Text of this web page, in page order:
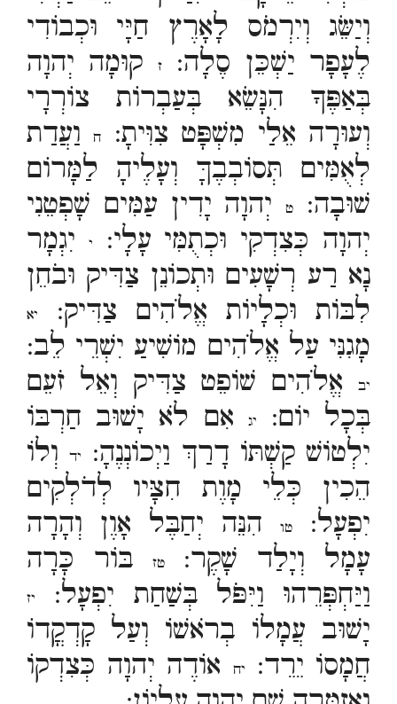
וְיַשֵּׂג וְיִרְמֹס לָאָרֶץ חַיָּי וּכְבוֹדִי
לֶעָפָר יַשְׁכֵּן סֶלָה:ז
קוּמָה יְהוָה
בְּאַפֶּךָ הִנָּשֵׂא בְּעַבְרוֹת צוֹרְרָי
וְעוּרָה אֵלַי מִשְׁפָּט צִוִּיתָ:
חוַעֲדַת
לְאֻמִּים תְּסוֹבְבֶךָּ וְעָלֶיהָ לַמָּרוֹם
שׁוּבָה:
טיְהוָה יָדִין עַמִּים שָׁפְטֵנִי
יְהוָה כְּצִדְקִי וּכְתֻמִּי עָלָי:
י
יִגְמָר
נָא רַע רְשָׁעִים וּתְכוֹנֵן צַדִּיק וּבֹחֵן
לִבּוֹת וּכְלָיוֹת אֱלֹהִים צַדִּיק:
יא
מָגִנִּי עַל אֱלֹהִים מוֹשִׁיעַ יִשְׁרֵי לֵב:
יב
אֱלֹהִים שׁוֹפֵט צַדִּיק וְאֵל זֹעֵם
בְּכָל יוֹם:
יג
אִם לֹא יָשׁוּב חַרְבּוֹ
יִלְטוֹשׁ קַשְׁתּוֹ דָרַךְ וַיְכוֹנְנֶהָ:
ידוְלוֹ
הֵכִין כְּלֵי מָוֶת חִצָּיו לְדֹלְקִים
יִפְעָל:
טו
הִנֵּה יְחַבֶּל אָוֶן וְהָרָה
עָמָל וְיָלַד שָׁקֶר:טז
בּוֹר כָּרָה
וַיַּחְפְּרֵהוּ וַיִּפֹּל בְּשַׁחַת יִפְעָל:
יז
יָשׁוּב עֲמָלוֹ בְרֹאשׁוֹ וְעַל קָדְקֳדוֹ
חֲמָסוֹ יֵרֵד:
יח
אוֹדֶה יְהוָה כְּצִדְקוֹ